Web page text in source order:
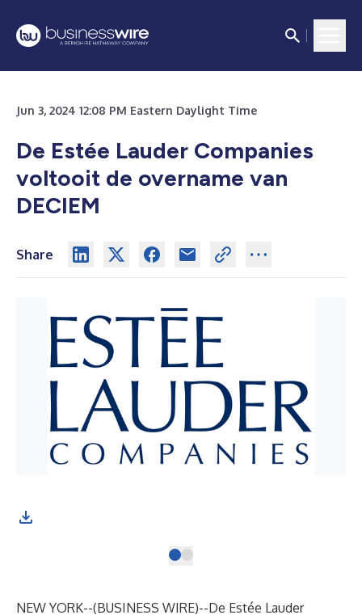
Jun 3, 2024 12:08 PM Eastern Daylight Time
De Estée Lauder Companies
voltooit de overname van
DECIEM
Share
NEW YORK--(BUSINESS WIRE)--De Estée Lauder